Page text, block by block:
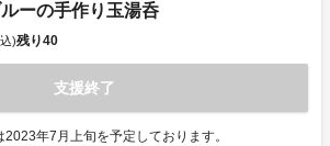
ーの手作り玉湯呑
)残り40
支援終了
年7月上旬を予定しております。